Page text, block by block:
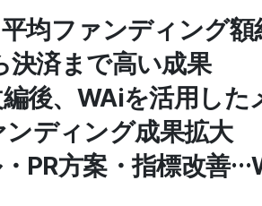
均ファンディング額
決済まで高い成果
後、WAiを活用した
ディング成果拡大
PR方案・指標改善